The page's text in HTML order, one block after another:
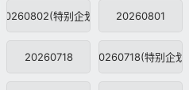
20260802(特别企划) 20260801
20260718 20260718(特别企划)